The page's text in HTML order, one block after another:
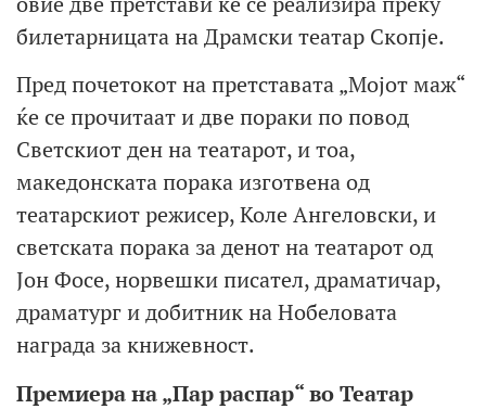
билетарницата на Драмски театар Скопје.
Пред почетокот на претставата „Мојот маж“
ќе се прочитаат и две пораки по повод
Светскиот ден на театарот, и тоа,
македонската порака изготвена од
театарскиот режисер, Коле Ангеловски, и
светската порака за денот на театарот од
Јон Фосе, норвешки писател, драматичар,
драматург и добитник на Нобеловата
награда за книжевност.
Премиера на „Пар распар“ во Театар